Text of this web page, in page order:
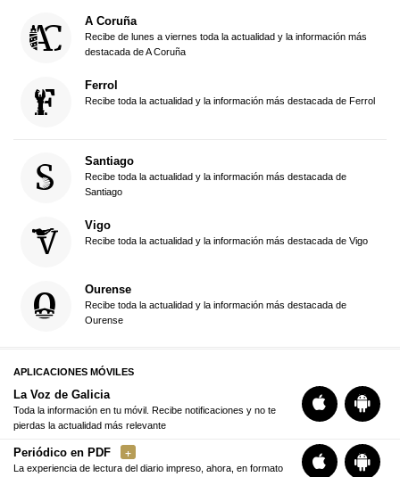
A Coruña
Recibe de lunes a viernes toda la actualidad y la información más
destacada de A Coruña
Ferrol
Recibe toda la actualidad y la información más destacada de Ferrol
Santiago
Recibe toda la actualidad y la información más destacada de
Santiago
Vigo
Recibe toda la actualidad y la información más destacada de Vigo
Ourense
Recibe toda la actualidad y la información más destacada de
Ourense
APLICACIONES MÓVILES
La Voz de Galicia
Toda la información en tu móvil. Recibe notificaciones y no te
pierdas la actualidad más relevante
Periódico en PDF
La experiencia de lectura del diario impreso, ahora, en formato